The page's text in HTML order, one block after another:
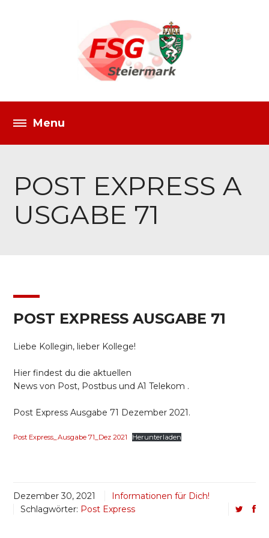
POST EXPRESS A
USGABE 71
POST EXPRESS AUSGABE 71
Liebe Kollegin, lieber Kollege!
Hier findest du die aktuellen
News von Post, Postbus und A1 Telekom .
Post Express Ausgabe 71 Dezember 2021.
Post Express_Ausgabe 71_Dez 2021 Herunterladen
Dezember 30, 2021
Informationen für Dich!
Schlagwörter: Post Express